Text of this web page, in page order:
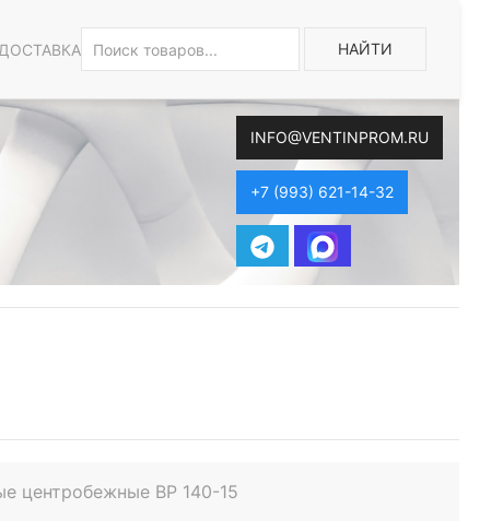
НАЙТИ
INFO@VENTINPROM.RU
+7 (993) 621-14-32
центробежные ВР 140-15